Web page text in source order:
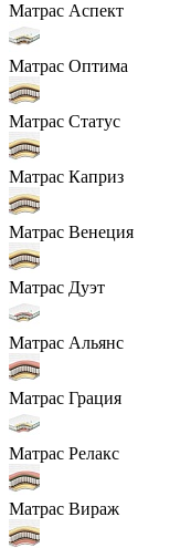
Матрас Аспект
Матрас Оптима
Матрас Статус
Матрас Каприз
Матрас Венеция
Матрас Дуэт
Матрас Альянс
Матрас Грация
Матрас Релакс
Матрас Вираж